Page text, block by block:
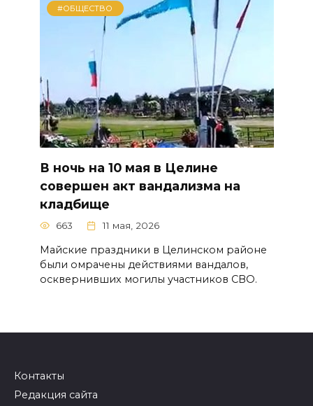
#ОБЩЕСТВО
В ночь на 10 мая в Целине
совершен акт вандализма на
кладбище
663 11 мая, 2026
Майские праздники в Целинском районе
были омрачены действиями вандалов,
осквернивших могилы участников СВО.
Контакты
Редакция сайта